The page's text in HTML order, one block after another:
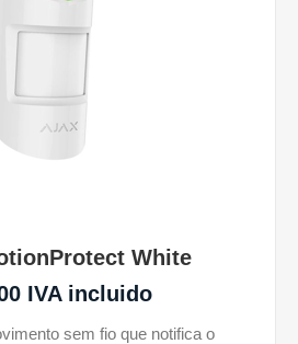
White
IVA incluido
sem fio que notifica o